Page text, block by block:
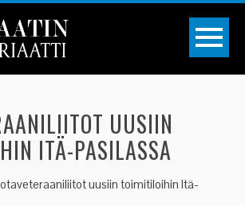
UUSIIN
ITÄ-PASILASSA
uusiin toimitiloihin Itä-